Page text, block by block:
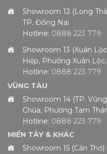
Showroom 12 (Long
TP. Đồng Nai
Hotline: 0888 223 779
Showroom 13 (Xuân
Hiệp, Phường Xuân
Hotline: 0888 223 779
VŨNG TÀU
Showroom 14 (TP.
Chúa, Phường Tam
Hotline: 0888 223 779
MIỀN TÂY & KHÁC
Showroom 15 (Cần